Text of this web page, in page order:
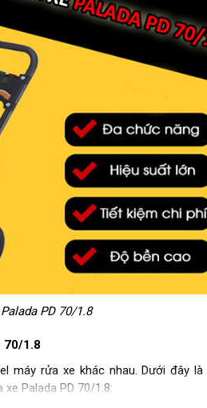
PD 70/1.8
70/1.8
máy rửa xe khác nhau. Dưới đây là
Palada PD 70/1.8: